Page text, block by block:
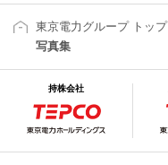
東京電力グループ トップ
写真集
持株会社